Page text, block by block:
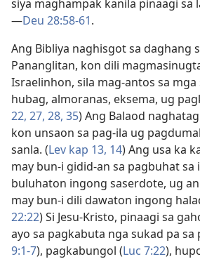
siya maghampak kanila pinaagi sa
—Deu 28:58-61.
Ang Bibliya naghisgot sa daghang
Pananglitan, kon dili
Israelinhon, sila mag-antos sa mga
hubag, almoranas, eksema, ug
22, 27, 28, 35) Ang Balaod
kon unsaon sa pag-ila ug
sanla. (Lev kap 13, 14) Ang usa ka
may bun-i gidid-an sa pagbuhat sa
buluhaton ingong saserdote, ug
may bun-i dili dawaton ingong
22:22) Si Jesu-Kristo, pinaagi sa
ayo sa pagkabuta nga sukad pa sa
9:​1-7), pagkabungol (Luc 7:22),